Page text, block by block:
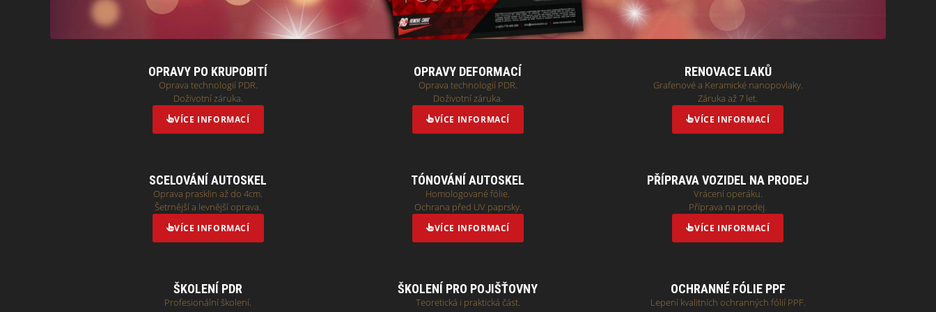
OPRAVY PO KRUPOBITÍ
Oprava technologií PDR.
Doživotní záruka.
VÍCE INFORMACÍ
OPRAVY DEFORMACÍ
Oprava technologií PDR.
Doživotní záruka.
VÍCE INFORMACÍ
RENOVACE LAKŮ
Grafenové a Keramické nanopovlaky.
Záruka až 7 let.
VÍCE INFORMACÍ
SCELOVÁNÍ AUTOSKEL
Oprava prasklin až do 4cm.
Šetrnější a levnější oprava.
VÍCE INFORMACÍ
TÓNOVÁNÍ AUTOSKEL
Homologované fólie.
Ochrana před UV paprsky.
VÍCE INFORMACÍ
PŘÍPRAVA VOZIDEL NA PRODEJ
Vrácení operáku.
Příprava na prodej.
VÍCE INFORMACÍ
ŠKOLENÍ PDR
Profesionální školení.
ŠKOLENÍ PRO POJIŠŤOVNY
Teoretická i praktická část.
OCHRANNÉ FÓLIE PPF
Lepení kvalitních ochranných fólií PPF.